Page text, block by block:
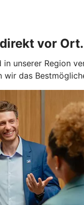
vor Ort.
unserer Region
wir das